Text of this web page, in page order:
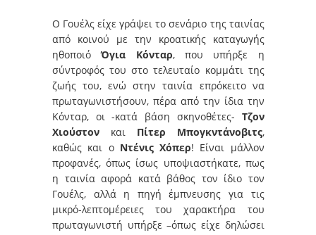
Ο Γουέλς είχε γράψει το σενάριο της ταινίας
από κοινού με την κροατικής καταγωγής
ηθοποιόΌγια Κόνταρ, που υπήρξε η
σύντροφός του στο τελευταίο κομμάτι της
ζωής του, ενώ στην ταινία επρόκειτο να
πρωταγωνιστήσουν, πέρα από την ίδια την
Κόνταρ, οι -κατά βάση σκηνοθέτες- Τζον
Χιούστον καιΠίτερ Μπογκντάνοβιτς,
καθώς και ο Ντένις Χόπερ! Είναι μάλλον
προφανές, όπως ίσως υποψιαστήκατε, πως
η ταινία αφορά κατά βάθος τον ίδιο τον
Γουέλς, αλλά η πηγή έμπνευσης για τις
μικρό-λεπτομέρειες του χαρακτήρα του
πρωταγωνιστή υπήρξε –όπως είχε δηλώσει